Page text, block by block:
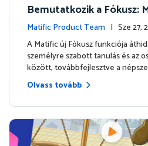
Bemutatkozik a Fókusz:
tének összehangolása
ással
Matific Product Team | Sze
ek
A Matific új Fókusz funkciója
személyre szabott tanulás és az
között, továbbfejlesztve a
Olvass tovább